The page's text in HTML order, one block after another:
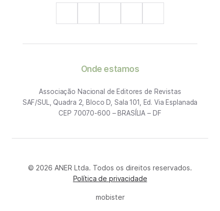
Onde estamos
Associação Nacional de Editores de Revistas
SAF/SUL, Quadra 2, Bloco D, Sala 101, Ed. Via Esplanada
CEP 70070-600 – BRASÍLIA – DF
© 2026 ANER Ltda. Todos os direitos reservados.
Política de privacidade
mobister